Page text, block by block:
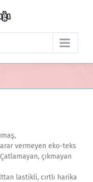
vermeyen eko-teks
çıkmayan
lastikli, cırtlı harika